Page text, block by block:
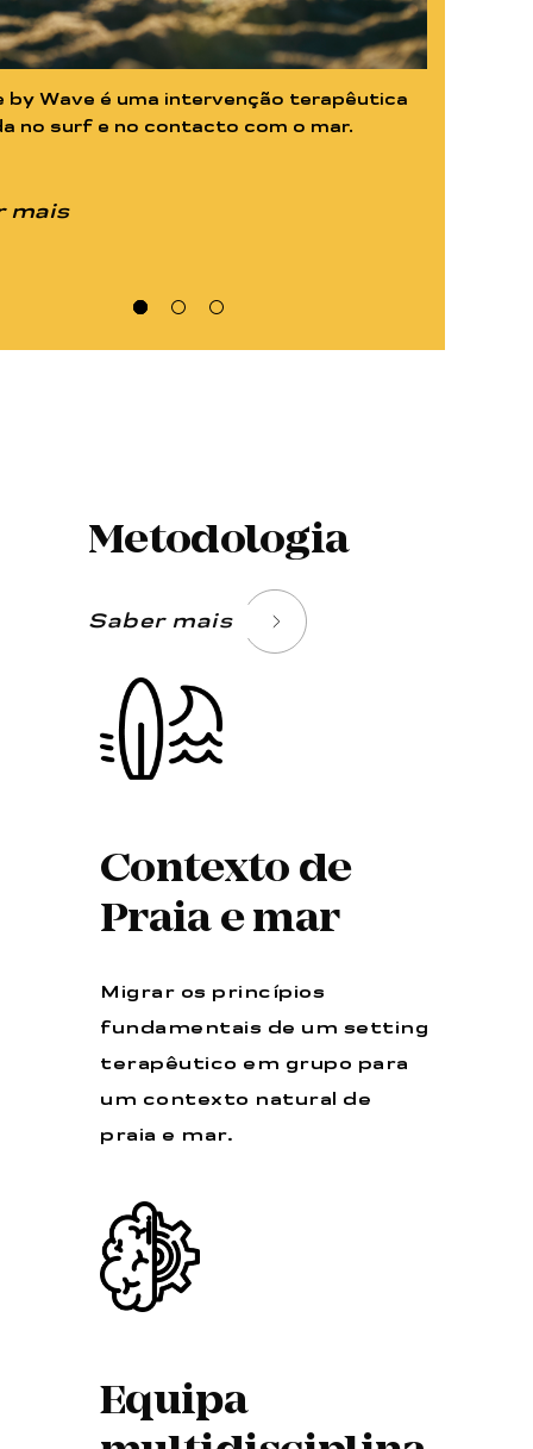
by Wave é uma intervenção terapêutica
no surf e no contacto com o mar.
mais
Metodologia
Saber mais
Contexto de
Praia e mar
Migrar os princípios
fundamentais de um setting
terapêutico em grupo para
um contexto natural de
praia e mar.
Equipa